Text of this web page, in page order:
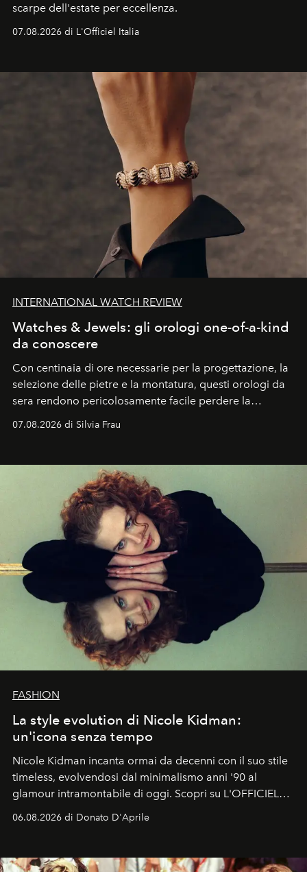
scarpe dell'estate per eccellenza.
07.08.2026 di L'Officiel Italia
INTERNATIONAL WATCH REVIEW
Watches & Jewels: gli orologi one-of-a-kind
da conoscere
Con centinaia di ore necessarie per la progettazione, la
selezione delle pietre e la montatura, questi orologi da
sera rendono pericolosamente facile perdere la
07.08.2026 di Silvia Frau
FASHION
La style evolution di Nicole Kidman:
un'icona senza tempo
Nicole Kidman incanta ormai da decenni con il suo stile
timeless, evolvendosi dal minimalismo anni '90 al
glamour intramontabile di oggi. Scopri su L'OFFICIEL
06.08.2026 di Donato D'Aprile